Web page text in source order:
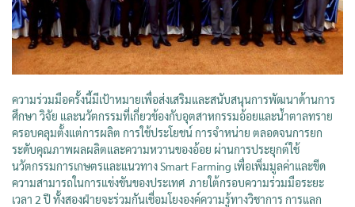
ความร่วมมือครั้งนี้มีเป้าหมายเพื่อส่งเสริมและสนับสนุนการพัฒนาด้านการ
ศึกษา วิจัย และนวัตกรรมที่เกี่ยวข้องกับอุตสาหกรรมอ้อยและน้ำตาลทราย
ครอบคลุมตั้งแต่การผลิต การใช้ประโยชน์ การจำหน่าย ตลอดจนการยก
ระดับคุณภาพผลผลิตและความหวานของอ้อย ผ่านการประยุกต์ใช้
นวัตกรรมการเกษตรและแนวทาง Smart Farming เพื่อเพิ่มมูลค่าและขีด
ความสามารถในการแข่งขันของประเทศ ภายใต้กรอบความร่วมมือระยะ
เวลา 2 ปี ทั้งสองฝ่ายจะร่วมกันเชื่อมโยงองค์ความรู้ทางวิชาการ การแลก